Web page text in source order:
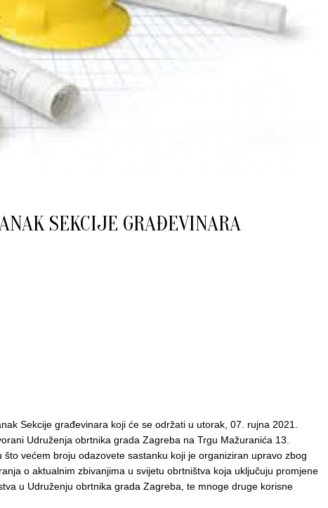
SEKCIJE GRAĐEVINARA
Sekcije građevinara koji će se održati u utorak, 07. rujna 2021.
Udruženja obrtnika grada Zagreba na Trgu Mažuranića 13.
većem broju odazovete sastanku koji je organiziran upravo zbog
o aktualnim zbivanjima u svijetu obrtništva koja uključuju promjene
u Udruženju obrtnika grada Zagreba, te mnoge druge korisne